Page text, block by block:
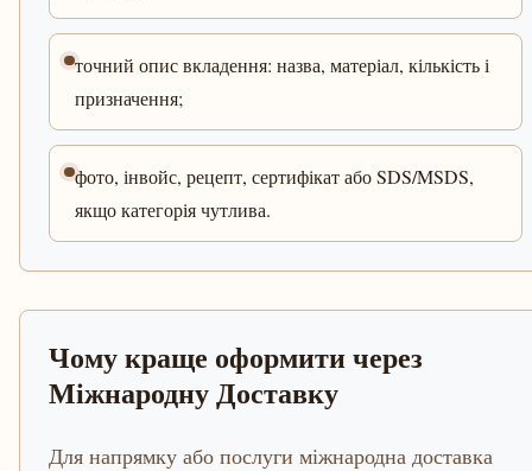
точний опис вкладення: назва, матеріал, кількість і
призначення;
фото, інвойс, рецепт, сертифікат або SDS/MSDS,
якщо категорія чутлива.
Чому краще оформити через
Міжнародну Доставку
Для напрямку або послуги міжнародна доставка